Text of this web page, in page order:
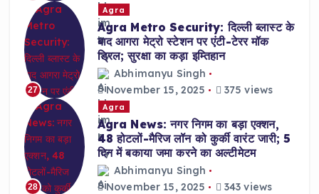
27
Agra
Agra Metro Security: दिल्ली ब्लास्ट के
बाद आगरा मेट्रो स्टेशन पर एंटी-टेरर मॉक
ड्रिल; सुरक्षा का कड़ा इम्तिहान
Abhimanyu Singh
November 15, 2025
375 views
28
Agra
Agra News: नगर निगम का बड़ा एक्शन,
48 होटलों-मैरिज लॉन को कुर्की वारंट जारी; 5
दिन में बकाया जमा करने का अल्टीमेटम
Abhimanyu Singh
November 15, 2025
343 views